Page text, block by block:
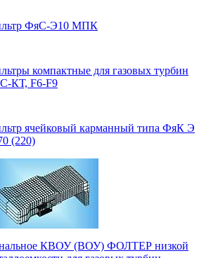
ФяС-Э10 МПК
компактные для газовых турбин
КТ, F6-F9
ячейковый карманный типа ФяК Э
(220)
КВОУ (ВОУ) ФОЛТЕР низкой